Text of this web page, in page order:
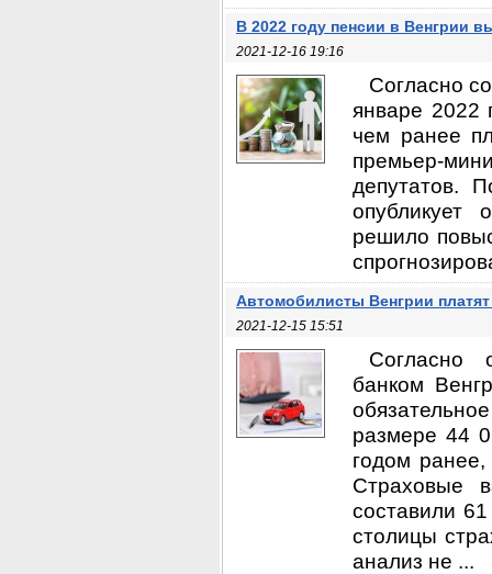
В 2022 году пенсии в Венгрии
2021-12-16 19:16
Согласно
январе 2022
чем ранее
премьер-
депутатов.
опубликует
решило
Автомобилисты Венгрии
2021-12-15 15:51
Согласно
банком
размере 44
годом
Страховые
составили
столицы
анализ не ...